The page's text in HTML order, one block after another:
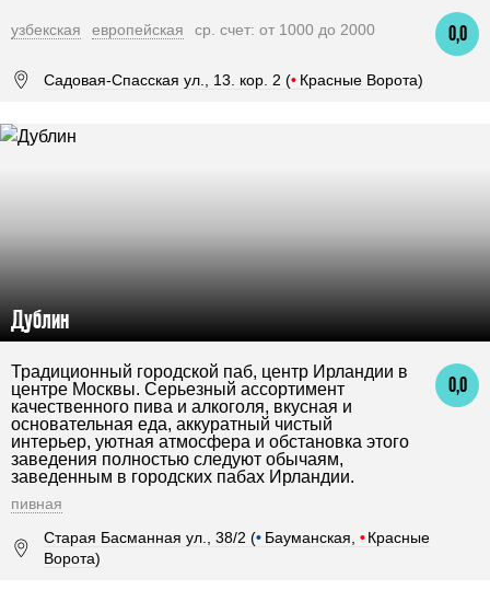
0,0
узбекская европейская ср. счет: от 1000 до 2000
Садовая-Спасская ул., 13. кор. 2 (• Красные Ворота)
Дублин
0,0
Традиционный городской паб, центр Ирландии в
центре Москвы. Серьезный ассортимент
качественного пива и алкоголя, вкусная и
основательная еда, аккуратный чистый
интерьер, уютная атмосфера и обстановка этого
заведения полностью следуют обычаям,
заведенным в городских пабах Ирландии.
пивная
Старая Басманная ул., 38/2 (• Бауманская, • Красные
Ворота)